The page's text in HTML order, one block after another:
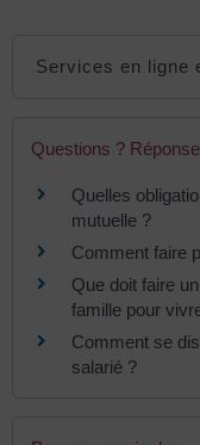
Services en ligne
Questions ?
Quelles
mutuelle ?
Comment faire
Que doit faire
famille pour
Comment se
salarié ?